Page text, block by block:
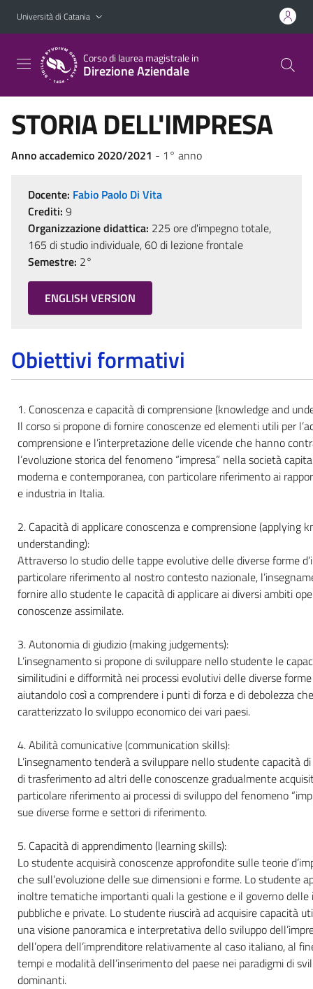
Vai al contenuto principale
Vai al menu di navigazione
Università di Catania
Corso di laurea magistrale in
Direzione Aziendale
STORIA DELL'IMPRESA
Anno accademico 2020/2021 - 1° anno
Docente: Fabio Paolo Di Vita
Crediti: 9
Organizzazione didattica: 225 ore d'impegno totale,
165 di studio individuale, 60 di lezione frontale
Semestre: 2°
ENGLISH VERSION
Obiettivi formativi
1. Conoscenza e capacità di comprensione (knowledge and
Il corso si propone di fornire conoscenze ed elementi utili per
comprensione e l’interpretazione delle vicende che hanno
l’evoluzione storica del fenomeno “impresa” nella società
moderna e contemporanea, con particolare riferimento ai
e industria in Italia.
2. Capacità di applicare conoscenza e comprensione (applying
understanding):
Attraverso lo studio delle tappe evolutive delle diverse forme
particolare riferimento al nostro contesto nazionale,
fornire allo studente le capacità di applicare ai diversi ambiti
conoscenze assimilate.
3. Autonomia di giudizio (making judgements):
L’insegnamento si propone di sviluppare nello studente le
similitudini e difformità nei processi evolutivi delle diverse forme
aiutandolo così a comprendere i punti di forza e di debolezza
caratterizzato lo sviluppo economico dei vari paesi.
4. Abilità comunicative (communication skills):
L’insegnamento tenderà a sviluppare nello studente capacità
di trasferimento ad altri delle conoscenze gradualmente
particolare riferimento ai processi di sviluppo del fenomeno
sue diverse forme e settori di riferimento.
5. Capacità di apprendimento (learning skills):
Lo studente acquisirà conoscenze approfondite sulle teorie
che sull’evoluzione delle sue dimensioni e forme. Lo studente
inoltre tematiche importanti quali la gestione e il governo delle
pubbliche e private. Lo studente riuscirà ad acquisire capacità
una visione panoramica e interpretativa dello sviluppo
dell’opera dell’imprenditore relativamente al caso italiano, al
tempi e modalità dell’inserimento del paese nei paradigmi di
dominanti.